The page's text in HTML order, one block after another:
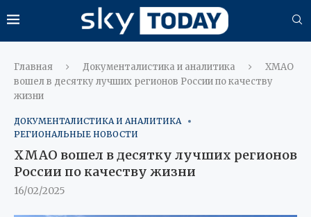
Главная Документалистика и аналитика
ХМАО
вошел в десятку лучших регионов России по качеству
жизни
ДОКУМЕНТАЛИСТИКА И АНАЛИТИКА
РЕГИОНАЛЬНЫЕ НОВОСТИ
ХМАО вошел в десятку лучших регионов
России по качеству жизни
16/02/2025